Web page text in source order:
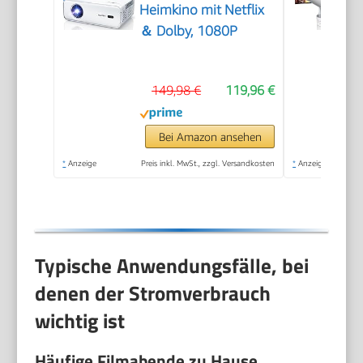
Heimkino mit Netflix
＆ Dolby, 1080P
119,96 €
149,98 €
Bei Amazon ansehen
* Anzeige Preis inkl. MwSt., zzgl. Versandkosten * Anzeige
Typische Anwendungsfälle, bei
denen der Stromverbrauch
wichtig ist